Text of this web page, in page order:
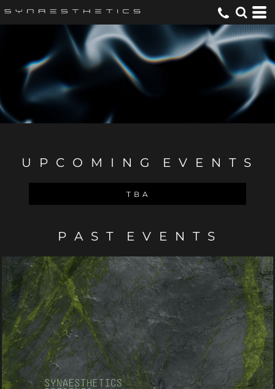
U P C O M I N G E V E N T S
T B A
P A S T E V E N T S